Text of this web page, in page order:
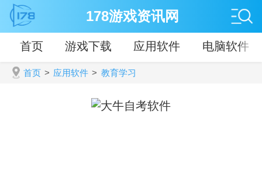
178游戏资讯网
首页 游戏下载 应用软件 电脑软件
首页 > 应用软件 > 教育学习